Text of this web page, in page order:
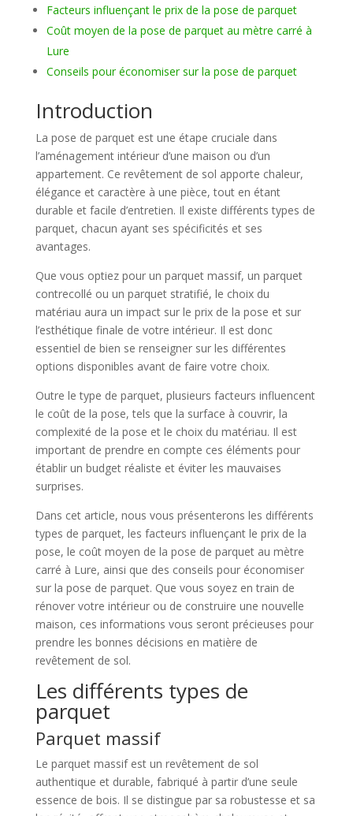
Facteurs influençant le prix de la pose de parquet
Coût moyen de la pose de parquet au mètre carré à
Lure
Conseils pour économiser sur la pose de parquet
Introduction
La pose de parquet est une étape cruciale dans
l’aménagement intérieur d’une maison ou d’un
appartement. Ce revêtement de sol apporte chaleur,
élégance et caractère à une pièce, tout en étant
durable et facile d’entretien. Il existe différents types de
parquet, chacun ayant ses spécificités et ses
avantages.
Que vous optiez pour un parquet massif, un parquet
contrecollé ou un parquet stratifié, le choix du
matériau aura un impact sur le prix de la pose et sur
l’esthétique finale de votre intérieur. Il est donc
essentiel de bien se renseigner sur les différentes
options disponibles avant de faire votre choix.
Outre le type de parquet, plusieurs facteurs influencent
le coût de la pose, tels que la surface à couvrir, la
complexité de la pose et le choix du matériau. Il est
important de prendre en compte ces éléments pour
établir un budget réaliste et éviter les mauvaises
surprises.
Dans cet article, nous vous présenterons les différents
types de parquet, les facteurs influençant le prix de la
pose, le coût moyen de la pose de parquet au mètre
carré à Lure, ainsi que des conseils pour économiser
sur la pose de parquet. Que vous soyez en train de
rénover votre intérieur ou de construire une nouvelle
maison, ces informations vous seront précieuses pour
prendre les bonnes décisions en matière de
revêtement de sol.
Les différents types de
parquet
Parquet massif
Le parquet massif est un revêtement de sol
authentique et durable, fabriqué à partir d’une seule
essence de bois. Il se distingue par sa robustesse et sa